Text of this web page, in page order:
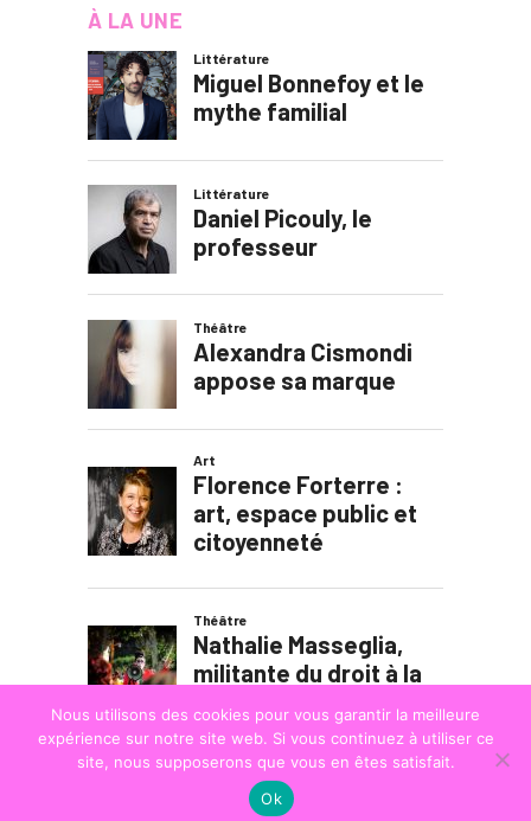
À LA UNE
© COPYRIGHTLA STRADA
Nous utilisons des cookies pour vous garantir la meilleure
expérience sur notre site web. Si vous continuez à utiliser ce
site, nous supposerons que vous en êtes satisfait.
Ok